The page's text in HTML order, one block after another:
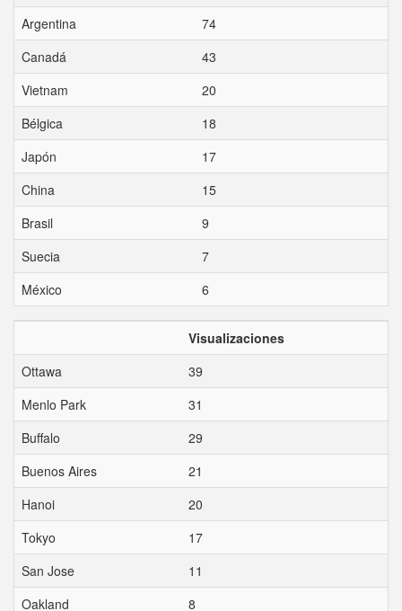
Argentina
74
Canadá
43
Vietnam
20
Bélgica
18
Japón
17
China
15
Brasil
9
Suecia
7
México
6
Visualizaciones
Ottawa
39
Menlo Park
31
Buffalo
29
Buenos Aires
21
Hanoi
20
Tokyo
17
San Jose
11
Oakland
8